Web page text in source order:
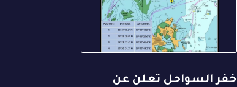
خفر السواحل تعلن عن